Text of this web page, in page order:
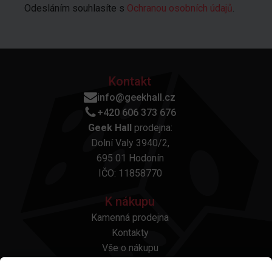
Odesláním souhlasíte s Ochranou osobních údajů
Kontakt
info@geekhall.cz
+420 606 373 676
Geek Hall prodejna:
Dolní Valy 3940/2,
695 01 Hodonín
IČO: 11858770
K nákupu
Kamenná prodejna
Kontakty
Vše o nákupu